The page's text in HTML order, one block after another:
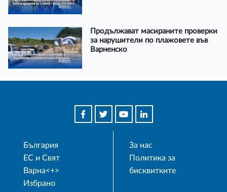
Продължават масираните проверки
за нарушители по плажовете във
Варненско
България
ЕС и Свят
Варна<+>
Избрано
За нас
Политика за
бисквитките